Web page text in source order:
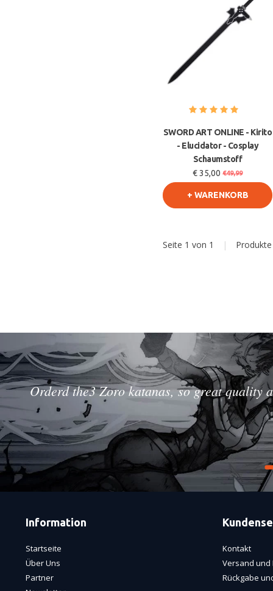
SWORD ART ONLINE - Kirito
- Elucidator - Cosplay
Schaumstoff
€ 35,00 €49,99
+ WARENKORB
Seite 1 von 1 | Produkte
Orderd the3 Zoro katanas, so great
Information
Startseite
Über Uns
Partner
Kontakt
Versand und
Rückgabe